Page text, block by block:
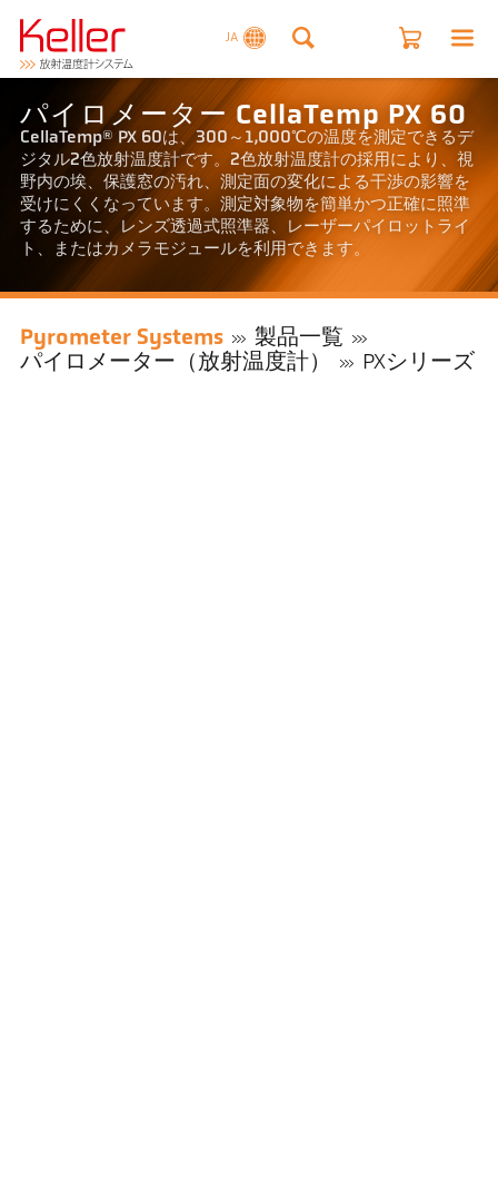
JA
パイロメーター CellaTemp PX 60
CellaTemp® PX 60は、300～1,000℃の温度を測定できるデ
ジタル2色放射温度計です。2色放射温度計の採用により、視
野内の埃、保護窓の汚れ、測定面の変化による干渉の影響を
受けにくくなっています。測定対象物を簡単かつ正確に照準
するために、レンズ透過式照準器、レーザーパイロットライ
ト、またはカメラモジュールを利用できます。
Pyrometer Systems
製品一覧
パイロメーター（放射温度計）
PXシリーズ